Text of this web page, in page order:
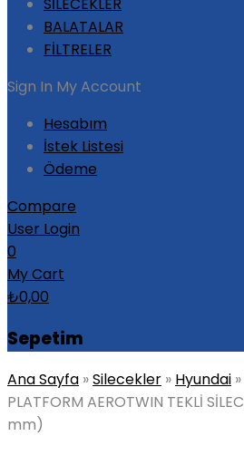
BALATALAR
FİLTRELER
Sign In My Account
Hesabım
İstek Listesi
Ödeme
Compare
User Login
0
My Cart
₺0,00
Sepetim
Ana Sayfa »Silecekler » Hyundai »
PLATFORM AEROTWIN TEKLİ
mm)